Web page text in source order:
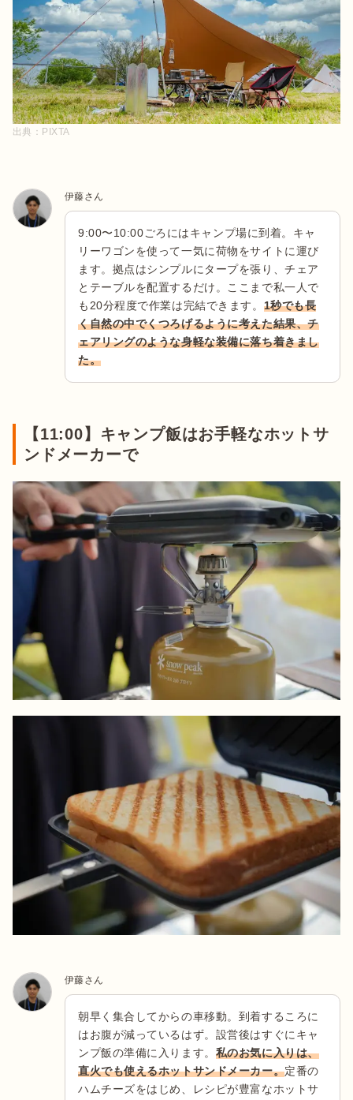
出典： PIXTA
伊藤さん
9:00〜10:00ごろにはキャンプ場に到着。キャ
リーワゴンを使って一気に荷物をサイトに運び
ます。拠点はシンプルにタープを張り、チェア
とテーブルを配置するだけ。ここまで私一人で
も20分程度で作業は完結できます。 1秒でも長
く自然の中でくつろげるように考えた結果、チ
ェアリングのような身軽な装備に落ち着きまし
た。
【11:00】キャンプ飯はお手軽なホットサ
ンドメーカーで
伊藤さん
朝早く集合してからの車移動。到着するころに
はお腹が減っているはず。設営後はすぐにキャ
ンプ飯の準備に入ります。 私のお気に入りは、
直火でも使えるホットサンドメーカー。定番の
ハムチーズをはじめ、レシピが豊富なホットサ